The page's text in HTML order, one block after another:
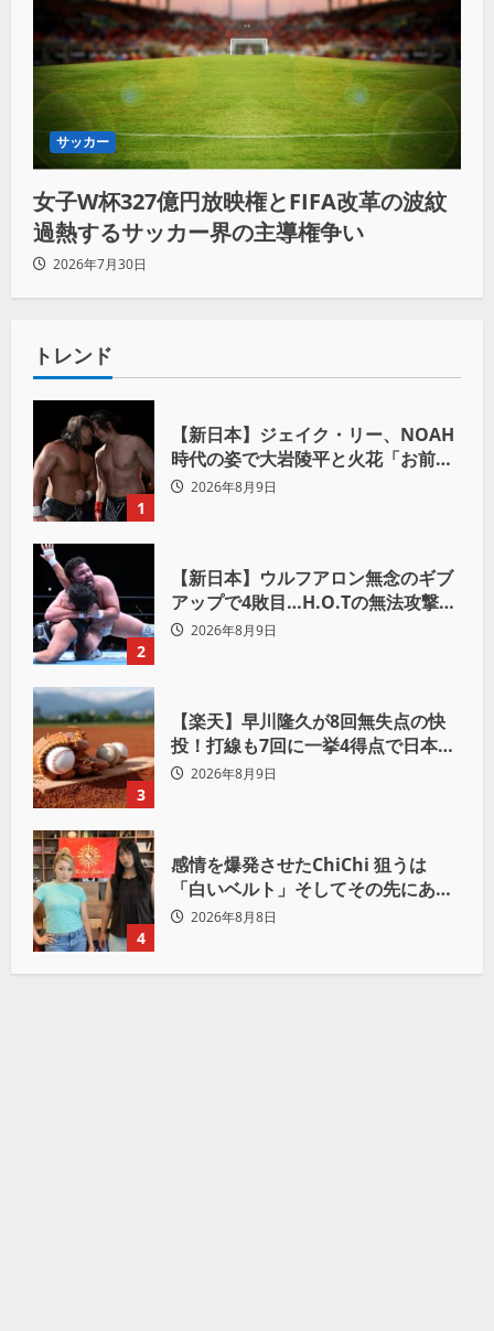
サッカー
女子W杯327億円放映権とFIFA改革の波紋
過熱するサッカー界の主導権争い
2026年7月30日
トレンド
1
【新日本】ジェイク・リー、NOAH
時代の姿で大岩陵平と火花「お前の
おかげで、忘れてたもの思い出した
2026年8月9日
2
【新日本】ウルフアロン無念のギブ
アップで4敗目…H.O.Tの無法攻撃に
屈す「まだまだ俺自身の力はこんな
2026年8月9日
3
【楽天】早川隆久が8回無失点の快
投！打線も7回に一挙4得点で日本ハ
ムを完封
2026年8月9日
4
感情を爆発させたChiChi 狙うは
「白いベルト」そしてその先にある
世界へ
2026年8月8日